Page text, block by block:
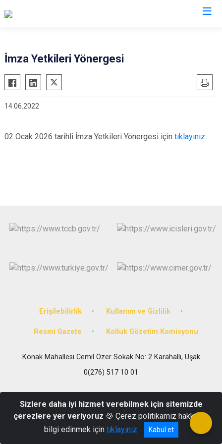
Banaz
Eşme
Karahallı
Ulubey
İmza Yetkileri Yönergesi
14.06.2022
02 Ocak 2026 tarihli İmza Yetkileri Yönergesi için tıklayınız.
Erişilebilirlik Kullanım ve Gizlilik
Resmi Gazete Kolluk Gözetim Komisyonu
Konak Mahallesi Cemil Özer Sokak No: 2 Karahallı, Uşak
0(276) 517 10 01
Sizlere daha iyi hizmet verebilmek için sitemizde
çerezlere yer veriyoruz 🍪 Çerez politikamız hakkında
bilgi edinmek için tıklayınız Kabul et